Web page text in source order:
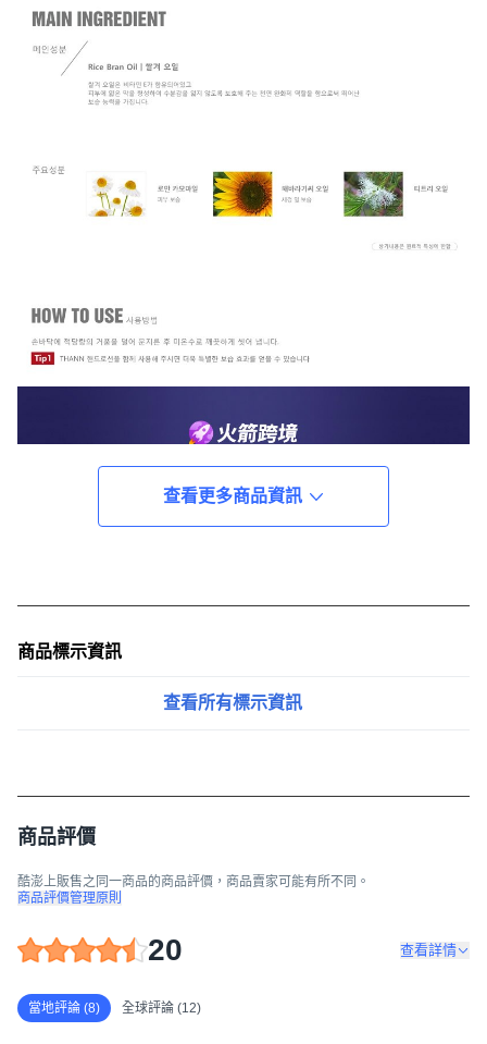
查看更多商品資訊
商品標示資訊
查看所有標示資訊
商品評價
酷澎上販售之同一商品的商品評價，商品賣家可能有所不同。
商品評價管理原則
20 查看詳情
當地評論 (8) 全球評論 (12)